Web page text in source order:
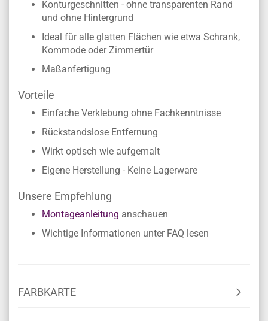
Konturgeschnitten - ohne transparenten Rand
und ohne Hintergrund
Ideal für alle glatten Flächen wie etwa Schrank,
Kommode oder Zimmertür
Maßanfertigung
Vorteile
Einfache Verklebung ohne Fachkenntnisse
Rückstandslose Entfernung
Wirkt optisch wie aufgemalt
Eigene Herstellung - Keine Lagerware
Unsere Empfehlung
Montageanleitung anschauen
Wichtige Informationen unter FAQ lesen
FARBKARTE